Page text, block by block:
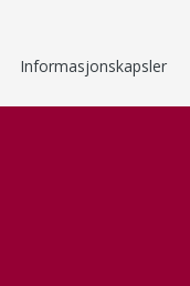
Informasjonskapsler